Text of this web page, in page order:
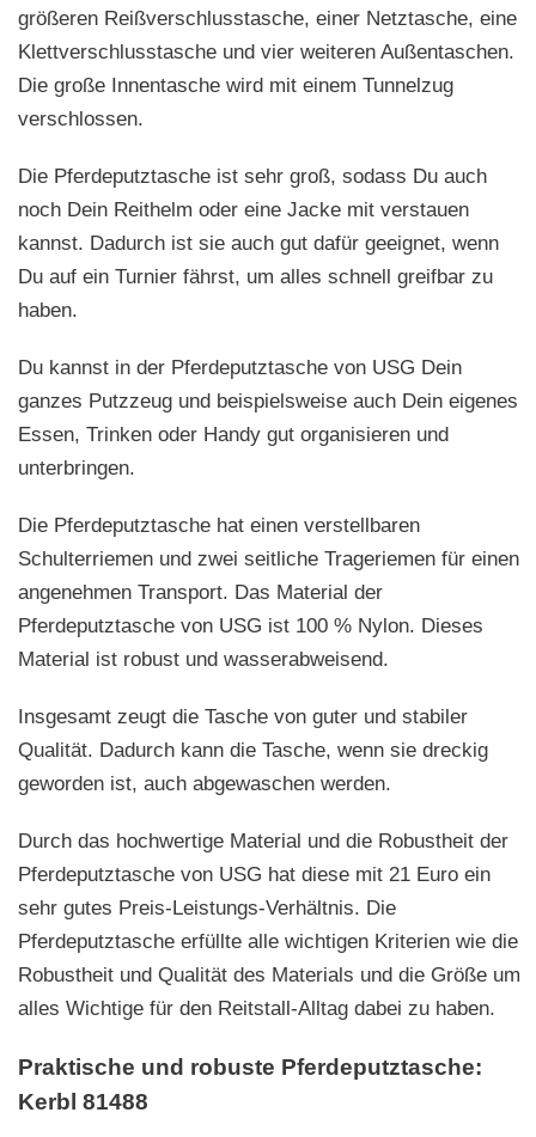
größeren Reißverschlusstasche, einer Netztasche, eine
Klettverschlusstasche und vier weiteren Außentaschen.
Die große Innentasche wird mit einem Tunnelzug
verschlossen.
Die Pferdeputztasche ist sehr groß, sodass Du auch
noch Dein Reithelm oder eine Jacke mit verstauen
kannst. Dadurch ist sie auch gut dafür geeignet, wenn
Du auf ein Turnier fährst, um alles schnell greifbar zu
haben.
Du kannst in der Pferdeputztasche von USG Dein
ganzes Putzzeug und beispielsweise auch Dein eigenes
Essen, Trinken oder Handy gut organisieren und
unterbringen.
Die Pferdeputztasche hat einen verstellbaren
Schulterriemen und zwei seitliche Trageriemen für einen
angenehmen Transport. Das Material der
Pferdeputztasche von USG ist 100 % Nylon. Dieses
Material ist robust und wasserabweisend.
Insgesamt zeugt die Tasche von guter und stabiler
Qualität. Dadurch kann die Tasche, wenn sie dreckig
geworden ist, auch abgewaschen werden.
Durch das hochwertige Material und die Robustheit der
Pferdeputztasche von USG hat diese mit 21 Euro ein
sehr gutes Preis-Leistungs-Verhältnis. Die
Pferdeputztasche erfüllte alle wichtigen Kriterien wie die
Robustheit und Qualität des Materials und die Größe um
alles Wichtige für den Reitstall-Alltag dabei zu haben.
Praktische und robuste Pferdeputztasche:
Kerbl 81488